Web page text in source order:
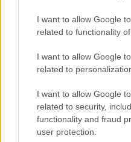
I want to allow Google
related to functionality
I want to allow Google
related to
I want to allow Google
related to security,
functionality and fraud
user protection.